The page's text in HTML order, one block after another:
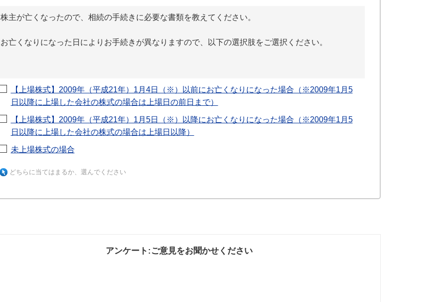
株主が亡くなったので、相続の手続きに必要な書類を教えてください。
お亡くなりになった日によりお手続きが異なりますので、以下の選択肢をご選択ください。
【上場株式】2009年（平成21年）1月4日（※）以前にお亡くなりになった場合（※2009年1月5
日以降に上場した会社の株式の場合は上場日の前日まで）
【上場株式】2009年（平成21年）1月5日（※）以降にお亡くなりになった場合（※2009年1月5
日以降に上場した会社の株式の場合は上場日以降）
未上場株式の場合
どちらに当てはまるか、選んでください
アンケート:ご意見をお聞かせください